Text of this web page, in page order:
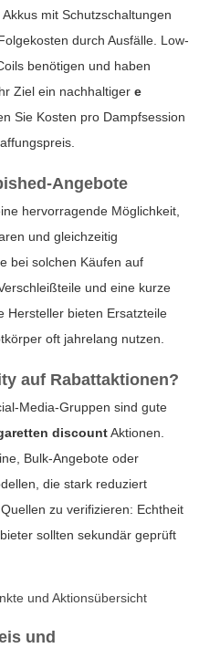
mit Schutzschaltungen
durch Ausfälle. Low-
benötigen und haben
Ziel ein nachhaltiger e
Sie Kosten pro Dampfsession
Angebote
hervorragende Möglichkeit,
und gleichzeitig
bei solchen Käufen auf
und eine kurze
Hersteller bieten Ersatzteile
oft jahrelang nutzen.
auf Rabattaktionen?
Media-Gruppen sind gute
discountAktionen.
Bulk-Angebote oder
die stark reduziert
zu verifizieren: Echtheit
sollten sekundär geprüft
und Aktionsübersicht
und